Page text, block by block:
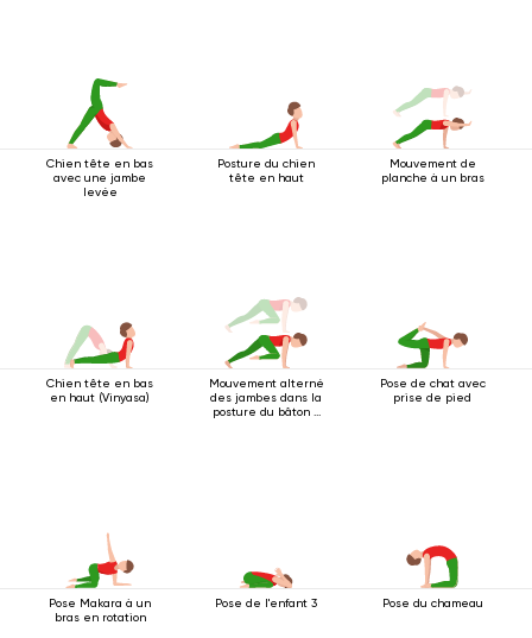
Chien tête en bas
avec une jambe
levée
Posture du chien
tête en haut
Mouvement de
planche à un bras
Chien tête en bas
en haut (Vinyasa)
Mouvement alterné
des jambes dans la
posture du bâton à
Pose de chat avec
prise de pied
Pose Makara à un
bras en rotation
Pose de l'enfant 3 Pose du chameau